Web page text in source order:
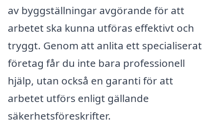
av byggställningar avgörande för att
arbetet ska kunna utföras effektivt och
tryggt. Genom att anlita ett specialiserat
företag får du inte bara professionell
hjälp, utan också en garanti för att
arbetet utförs enligt gällande
säkerhetsföreskrifter.